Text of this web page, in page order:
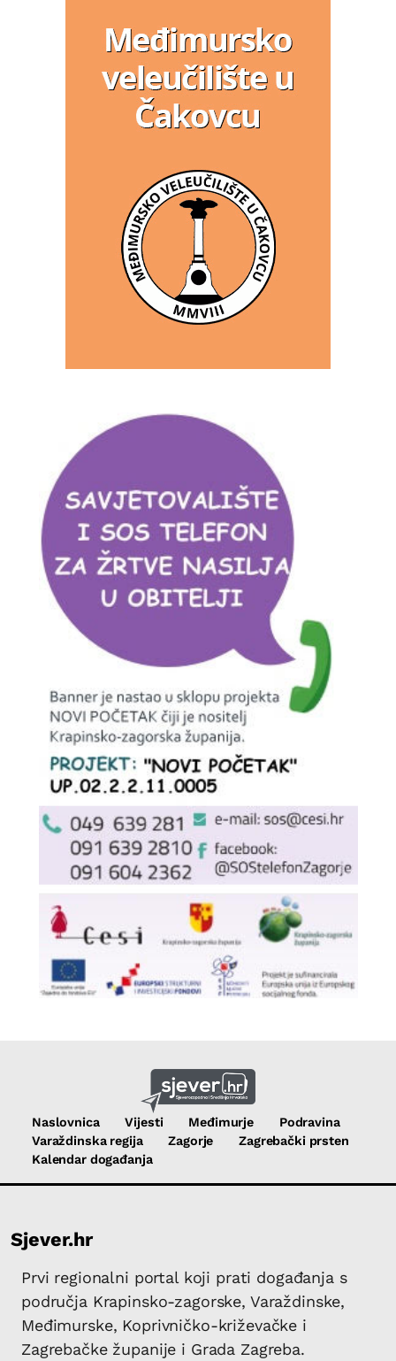
Naslovnica Vijesti Međimurje
Podravina
Varaždinska regija
Zagorje
Zagrebački prsten
Kalendar događanja
Sjever.hr
Prvi regionalni portal koji prati događanja s
područja Krapinsko-zagorske, Varaždinske,
Međimurske, Koprivničko-križevačke i
Zagrebačke županije i Grada Zagreba.